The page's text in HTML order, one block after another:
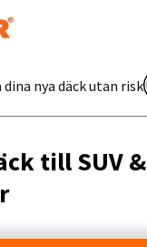
dina nya däck utan risk
till SUV &